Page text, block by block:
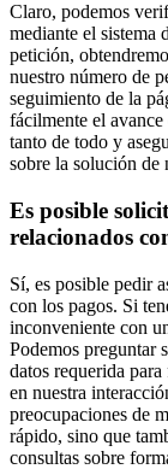
Claro, podemos
mediante el sistema
petición,
nuestro número de
seguimiento de la
fácilmente el
tanto de todo y
sobre la solución de
Es posible
relacionados
Sí, es posible pedir
con los pagos. Si
inconveniente con
Podemos preguntar
datos requerida
en nuestra
preocupaciones de
rápido, sino que
consultas sobre